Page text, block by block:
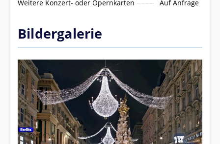
Weitere Konzert- oder Opernkarten Auf Anfrage
Bildergalerie